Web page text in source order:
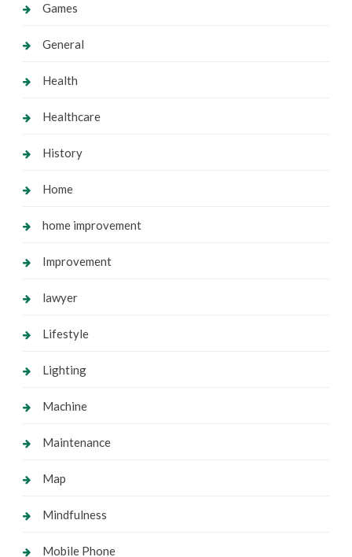
Games
General
Health
Healthcare
History
Home
home improvement
Improvement
lawyer
Lifestyle
Lighting
Machine
Maintenance
Map
Mindfulness
Mobile Phone